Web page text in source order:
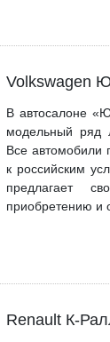
Volkswagen
В автосалоне
модельный ряд
Все автомобили
к российским
предлагает
приобретению и
Renault К-